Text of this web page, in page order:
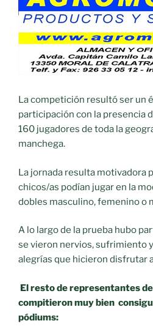
La competición resultó ser un
participación con la presencia
160 jugadores de toda la
manchega.
La jornada resulta motivadora
chicos/as podían jugar en la
dobles masculino, femenino o
A lo largo de la prueba hubo
se vieron nervios, sufrimiento
alegrías que hicieron disfrutar
El resto de representantes
compitieron muy bien
pódiums: